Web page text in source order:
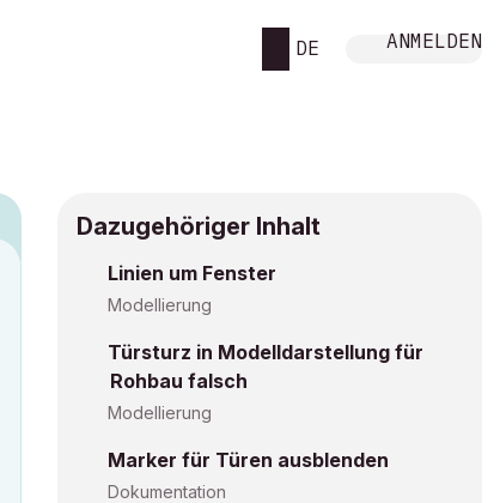
DE ANMELDEN
Dazugehöriger Inhalt
Linien um Fenster
Modellierung
Türsturz in Modelldarstellung für
Rohbau falsch
Modellierung
Marker für Türen ausblenden
Dokumentation